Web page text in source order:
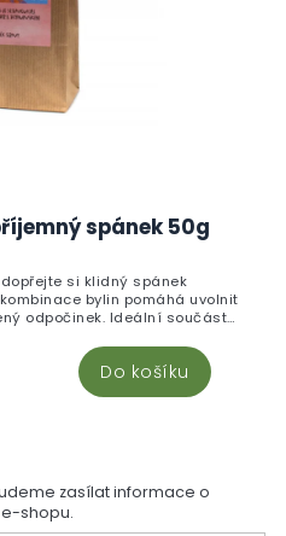
spánek 50g
Do košíku
si klidný spánek
bylin pomáhá uvolnit
odpočinek. Ideální součást
zasílat informace o
shopu.